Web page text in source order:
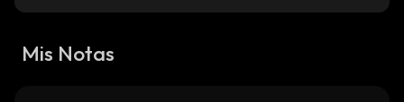
Mis Notas